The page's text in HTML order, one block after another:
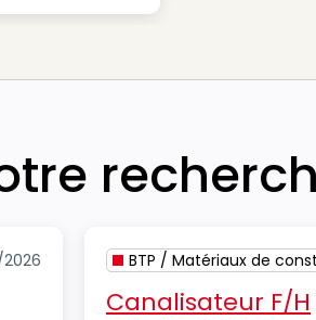
BTP / Matériaux de
Canalisateur F/H